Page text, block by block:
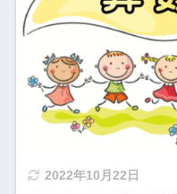
2022年10月22日